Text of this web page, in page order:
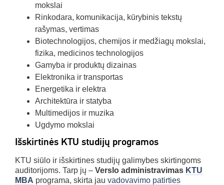
mokslai
Rinkodara, komunikacija, kūrybinis tekstų
rašymas, vertimas
Biotechnologijos, chemijos ir medžiagų mokslai,
fizika, medicinos technologijos
Gamyba ir produktų dizainas
Elektronika ir transportas
Energetika ir elektra
Architektūra ir statyba
Multimedijos ir muzika
Ugdymo mokslai
Išskirtinės KTU studijų programos
KTU siūlo ir išskirtines studijų galimybes skirtingoms
auditorijoms. Tarp jų – Verslo administravimas KTU
MBA programa, skirta jau vadovavimo patirties